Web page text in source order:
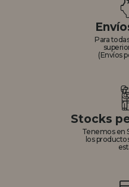
Para
(Envíos
Stocks
Tenemos en
los